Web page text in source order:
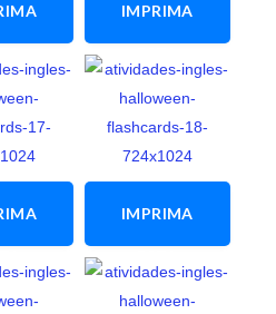
IMPRIMA
ATIVIDADE
IMPRIMA
ATIVIDADE